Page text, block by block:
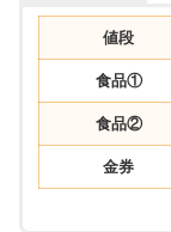
値段
食品①
食品②
金券